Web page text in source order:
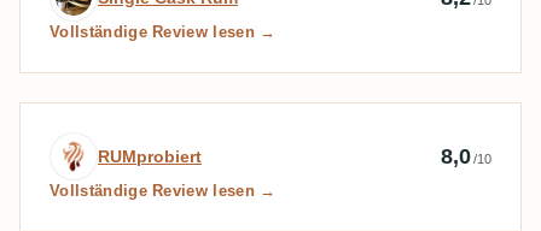
Vollständige Review lesen →
Expertenbewertung von RUMprobiert
RUMprobiert 8,0/10
Vollständige Review lesen →